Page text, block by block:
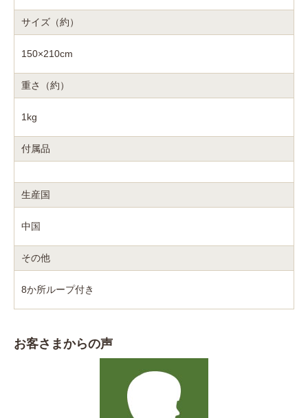
サイズ（約）
150×210cm
重さ（約）
1kg
付属品
生産国
中国
その他
8か所ループ付き
お客さまからの声